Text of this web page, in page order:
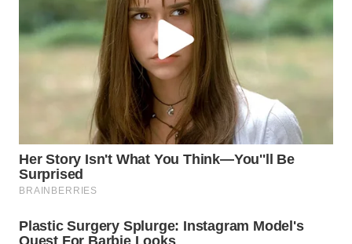
TENGAH
SERDANG
TEBING
TINGGI
PAKPAK